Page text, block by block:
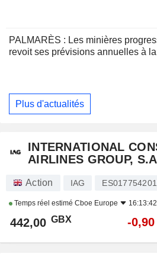
PALMARÈS : Les minières
revoit ses prévisions annuelles à
Plus d'actualités
INTERNATIONAL
AIRLINES GROUP,
Action IAG
Temps réel estimé Cboe Europe
442,00 GBX -